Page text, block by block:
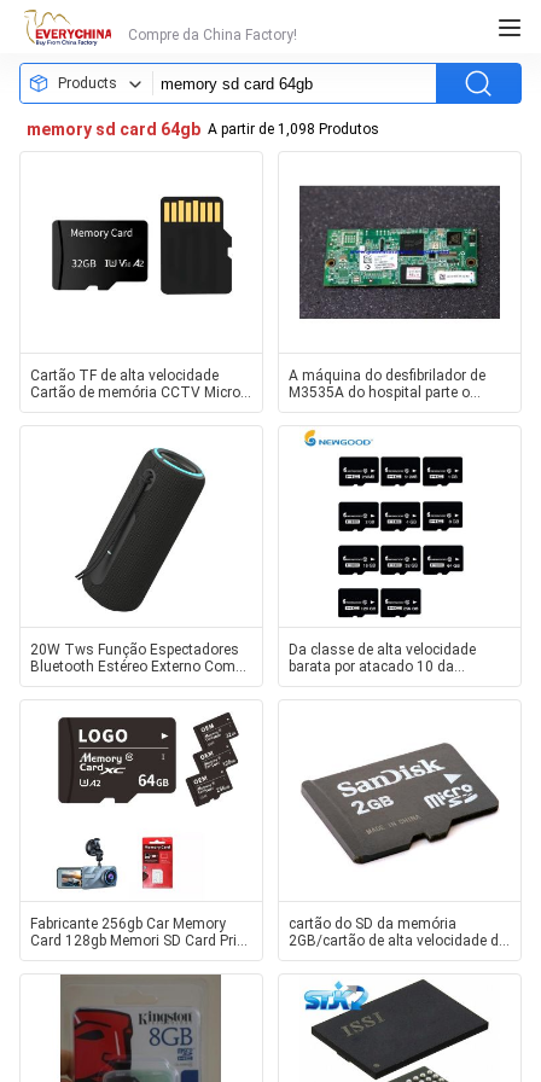
Compre da China Factory!
Products
memory sd card 64gb A partir de 1,098 Produtos
Cartão TF de alta velocidade
Cartão de memória CCTV Micro
cartão de memória Sd 64gb
Cartão de memória Sd CCTV
A máquina do desfibrilador de
M3535A do hospital parte o
cartão do SD da memória com
garantia de 90 dias
20W Tws Função Espectadores
Bluetooth Estéreo Externo Com
Cartão de Memória SD
Da classe de alta velocidade
barata por atacado 10 da
capacidade total 8gb 16gb 32gb
64gb do preço 100% da fábrica
Fabricante 256gb Car Memory
Card 128gb Memori SD Card Price
64gb Tf Memori Card
cartão do SD da memória
2GB/cartão de alta velocidade do
SD do micro com memória Flash
de alta velocidade